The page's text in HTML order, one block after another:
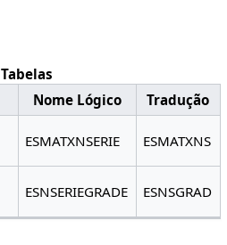
Tabelas
Nome Lógico
Tradução
ESMATXNSERIE ESMATXNS
ESNSERIEGRADE ESNSGRAD